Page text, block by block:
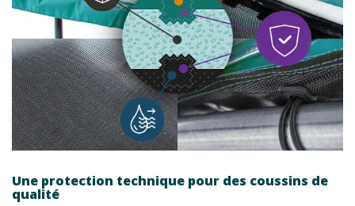
Une protection technique pour des coussins de
qualité